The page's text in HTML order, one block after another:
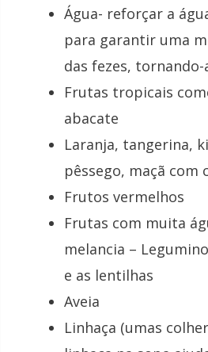
Água- reforçar a
para garantir uma
das fezes, tornando-
Frutas tropicais
abacate
Laranja, tangerina,
pêssego, maçã com
Frutos vermelhos
Frutas com muita
melancia –
e as lentilhas
Aveia
Linhaça (umas